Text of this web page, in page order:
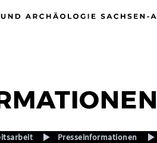
Presseinformationen